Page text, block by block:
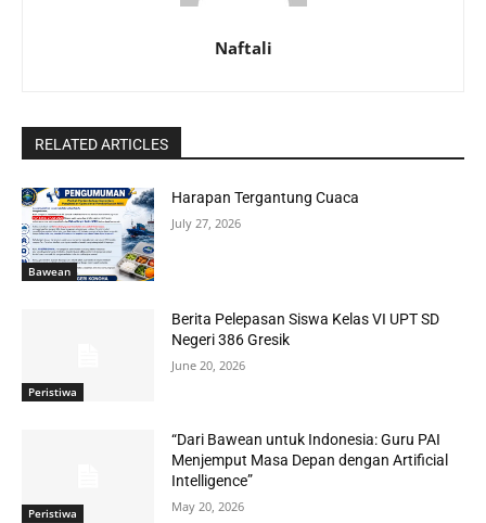
Naftali
RELATED ARTICLES
Bawean
Harapan Tergantung Cuaca
July 27, 2026
Peristiwa
Berita Pelepasan Siswa Kelas VI UPT SD
Negeri 386 Gresik
June 20, 2026
Peristiwa
“Dari Bawean untuk Indonesia: Guru PAI
Menjemput Masa Depan dengan Artificial
Intelligence”
May 20, 2026